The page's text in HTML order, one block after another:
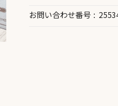
お問い合わせ番号